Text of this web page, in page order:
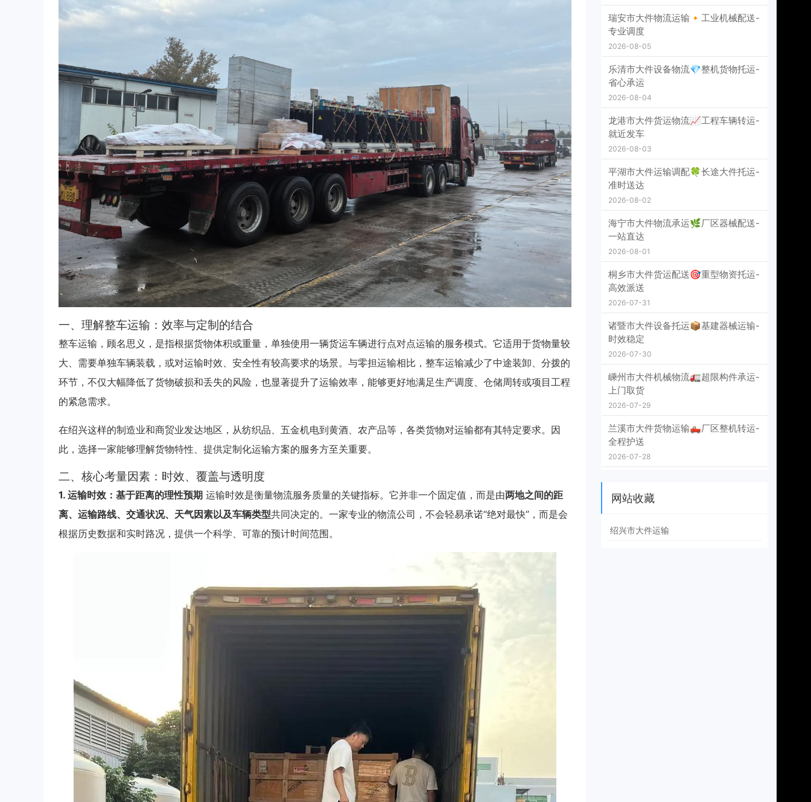
一、理解整车运输：效率与定制的结合
整车运输，顾名思义，是指根据货物体积或重量，单独使用一辆货运车辆进行点对点运输的服务模式。它适用于货物量较
大、需要单独车辆装载，或对运输时效、安全性有较高要求的场景。与零担运输相比，整车运输减少了中途装卸、分拨的
环节，不仅大幅降低了货物破损和丢失的风险，也显著提升了运输效率，能够更好地满足生产调度、仓储周转或项目工程
的紧急需求。
在绍兴这样的制造业和商贸业发达地区，从纺织品、五金机电到黄酒、农产品等，各类货物对运输都有其特定要求。因
此，选择一家能够理解货物特性、提供定制化运输方案的服务方至关重要。
二、核心考量因素：时效、覆盖与透明度
1. 运输时效：基于距离的理性预期 运输时效是衡量物流服务质量的关键指标。它并非一个固定值，而是由两地之间的距
离、运输路线、交通状况、天气因素以及车辆类型共同决定的。一家专业的物流公司，不会轻易承诺“绝对最快”，而是会
根据历史数据和实时路况，提供一个科学、可靠的预计时间范围。
瑞安市大件物流运输🔸工业机械配送-
专业调度
2026-08-05
乐清市大件设备物流💎整机货物托运-
省心承运
2026-08-04
龙港市大件货运物流📈工程车辆转运-
就近发车
2026-08-03
平湖市大件运输调配🍀长途大件托运-
准时送达
2026-08-02
海宁市大件物流承运🌿厂区器械配送-
一站直达
2026-08-01
桐乡市大件货运配送🎯重型物资托运-
高效派送
2026-07-31
诸暨市大件设备托运📦基建器械运输-
时效稳定
2026-07-30
嵊州市大件机械物流🚛超限构件承运-
上门取货
2026-07-29
兰溪市大件货物运输🛻厂区整机转运-
全程护送
2026-07-28
网站收藏
绍兴市大件运输